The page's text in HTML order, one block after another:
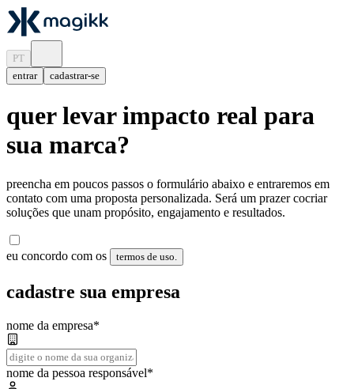
PT
entrar
cadastrar-se
quer levar impacto real para
sua marca?
preencha em poucos passos o formulário abaixo e entraremos em
contato com uma proposta personalizada. Será um prazer cocriar
soluções que unam propósito, engajamento e resultados.
eu concordo com os termos de uso.
cadastre sua empresa
nome da empresa*
nome da pessoa responsável*